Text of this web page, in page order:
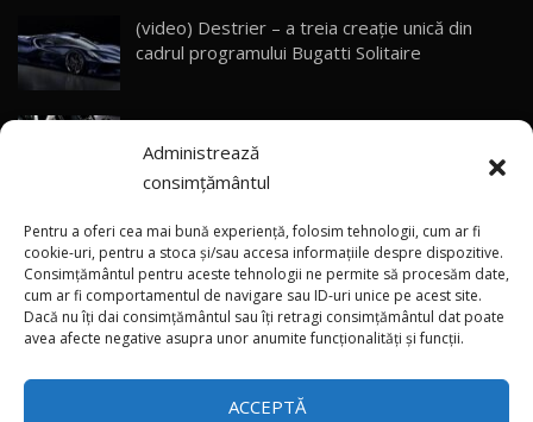
Administrează
consimțământul
Pentru a oferi cea mai bună experiență, folosim tehnologii, cum ar fi
cookie-uri, pentru a stoca și/sau accesa informațiile despre dispozitive.
Consimțământul pentru aceste tehnologii ne permite să procesăm date,
cum ar fi comportamentul de navigare sau ID-uri unice pe acest site.
Dacă nu îți dai consimțământul sau îți retragi consimțământul dat poate
avea afecte negative asupra unor anumite funcționalități și funcții.
ACCEPTĂ
30
Primele impresii despre BYD Seal U DM-i,
Sealion 7 și Seal 5 DM-i / Test Drive
AutoBlog.MD
13:56
Noul Volvo EX90 / Test Drive AutoBlog.MD
32:06
33
MG RX5 - își merită banii? / Test Drive
AutoBlog.MD
Noul DACIA DUSTER DIESEL! Primul test drive în
(video) Destrier – a treia creație unică din
cadrul programului Bugatti Solitaire
(video) SRT prezintă tehnologia eBoost Air
care elimină decalajul turbo
ANRE: Detensionarea relativă a situației din
Golf influențează prețurile la carburanți în
Moldova
(foto/video) Imaginea zilei: Și în SUA polițiștii
uneori „stau în tufari”
×